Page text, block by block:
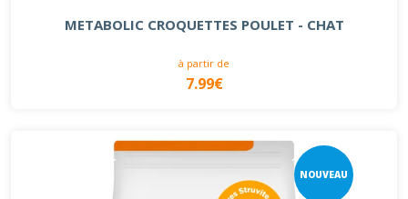
METABOLIC CROQUETTES POULET - CHAT
à partir de
7.99€
NOUVEAU